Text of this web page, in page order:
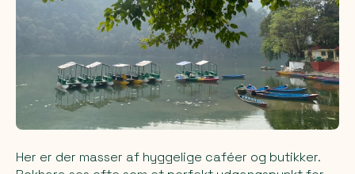
Her er der masser af hyggelige caféer og butikker.